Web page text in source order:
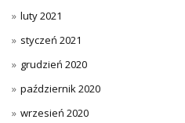
luty 2021
styczeń 2021
grudzień 2020
październik 2020
wrzesień 2020